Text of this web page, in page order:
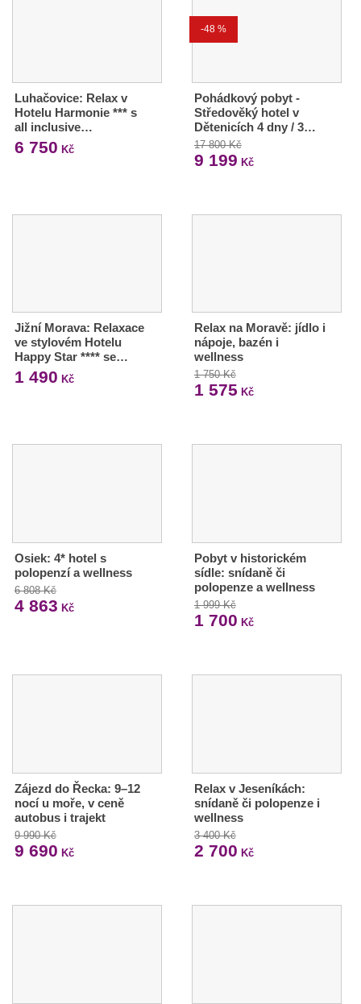
Luhačovice: Relax v
Hotelu Harmonie *** s
all inclusive…
6 750 Kč
-48 %
Pohádkový pobyt -
Středověký hotel v
Dětenicích 4 dny / 3…
17 800 Kč
9 199 Kč
Jižní Morava: Relaxace
ve stylovém Hotelu
Happy Star **** se…
1 490 Kč
Relax na Moravě: jídlo i
nápoje, bazén i
wellness
1 750 Kč
1 575 Kč
Osiek: 4* hotel s
polopenzí a wellness
6 808 Kč
4 863 Kč
Pobyt v historickém
sídle: snídaně či
polopenze a wellness
1 999 Kč
1 700 Kč
Zájezd do Řecka: 9–12
nocí u moře, v ceně
autobus i trajekt
9 990 Kč
9 690 Kč
Relax v Jeseníkách:
snídaně či polopenze i
wellness
3 400 Kč
2 700 Kč